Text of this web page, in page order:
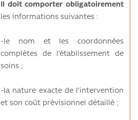
Il doit comporter obligatoirement
les informations suivantes :
-le nom et les coordonnées
complètes de l’établissement de
soins ;
-la nature exacte de l’intervention
et son coût prévisionnel détaillé ;